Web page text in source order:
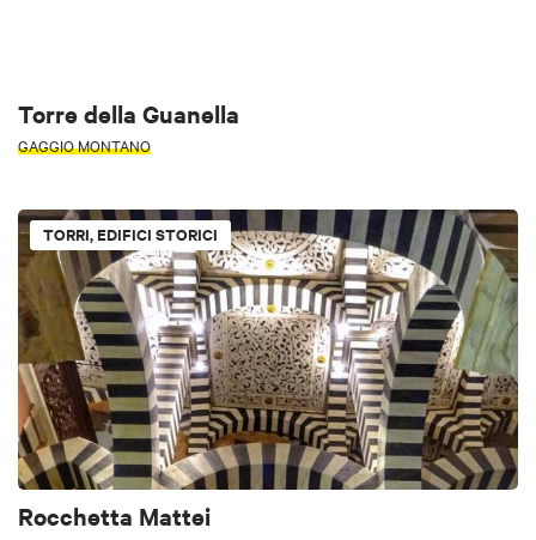
Torre della Guanella
GAGGIO MONTANO
TORRI, EDIFICI STORICI
Rocchetta Mattei